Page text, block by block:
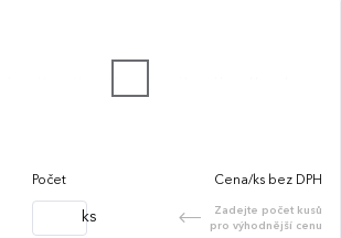
Počet Cena/ks bez DPH
ks
Zadejte počet kusů
pro výhodnější cenu